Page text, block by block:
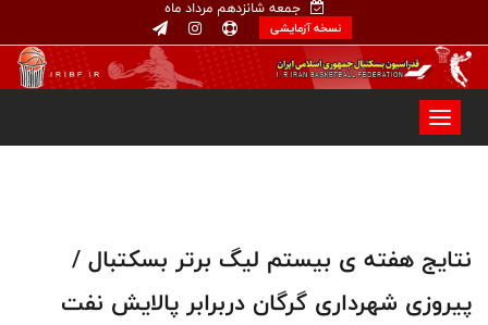
جمعه شانزدهم مرداد ماه
نسخه آزمایشی
نتایج هفته ی بیستم لیگ برتر بسکتبال /
پیروزی شهرداری گرگان دربرابر پالایش نفت